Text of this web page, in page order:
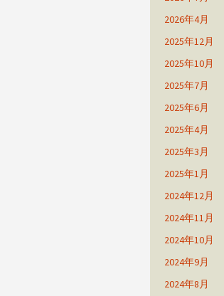
2026年4月
2025年12月
2025年10月
2025年7月
2025年6月
2025年4月
2025年3月
2025年1月
2024年12月
2024年11月
2024年10月
2024年9月
2024年8月